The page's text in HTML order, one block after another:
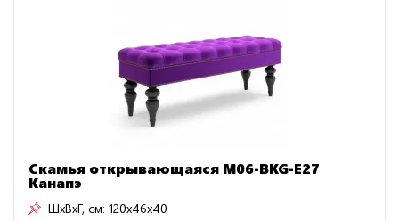
Скамья открывающаяся M06-BKG-E27
Канапэ
ШxВxГ, см: 120x46x40